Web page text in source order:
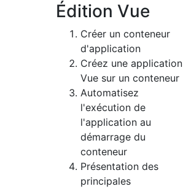
Édition Vue
Créer un conteneur
d'application
Créez une application
Vue sur un conteneur
Automatisez
l'exécution de
l'application au
démarrage du
conteneur
Présentation des
principales